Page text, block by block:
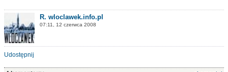
R. wloclawek.info.pl
07:11, 12 czerwca 2008
Udostępnij